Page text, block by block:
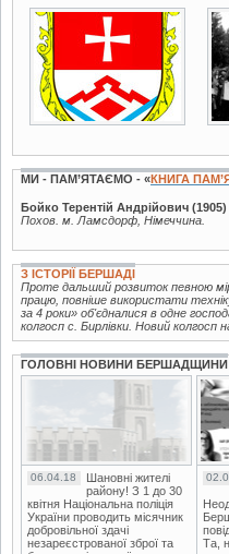
МИ - ПАМ’ЯТАЄМО - «КНИГА
Бойко Терентій Андрійович (1905)
Похов. м. Ламсдорф, Німеччина.
З ІСТОРІЇ БЕРШАДІ
Проте дальший розвиток певною
працю, повніше використати
за 4 роки» об'єдналися в одне
колгосп с. Бирлівки. Новий колгосп
ГОЛОВНІ НОВИНИ БЕРШАДЩИНИ
06.04.18
Шановні жителі
району! З 1 до 30
квітня Національна поліція
України проводить місячник
добровільної здачі
незареєстрованої зброї та
Та,